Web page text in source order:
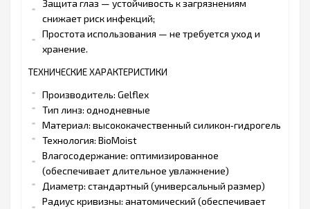
Защита глаз — устойчивость к загрязнениям
снижает риск инфекций;
Простота использования — не требуется уход и
хранение.
ТЕХНИЧЕСКИЕ ХАРАКТЕРИСТИКИ
Производитель: Gelflex
Тип линз: однодневные
Материал: высококачественный силикон‑гидрогель
Технология: BioMoist
Влагосодержание: оптимизированное
(обеспечивает длительное увлажнение)
Диаметр: стандартный (универсальный размер)
Радиус кривизны: анатомический (обеспечивает